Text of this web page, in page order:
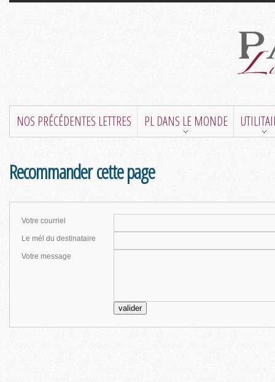
NOS PRÉCÉDENTES LETTRES PL DANS LE MONDE
Recommander cette page
Votre courriel
Le mél du destinataire
Votre message